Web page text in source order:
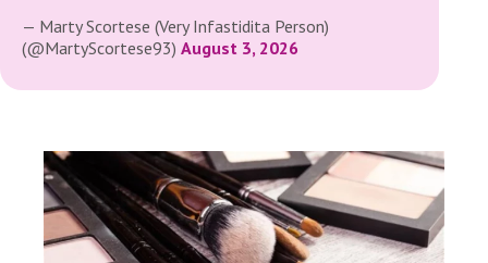
— Marty Scortese (Very Infastidita Person)
(@MartyScortese93) August 3, 2026